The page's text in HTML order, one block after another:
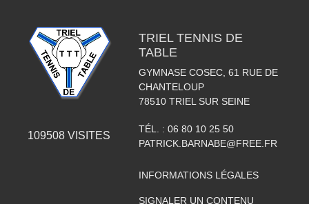
109508 VISITES
TRIEL TENNIS DE
TABLE
GYMNASE COSEC, 61 RUE DE
CHANTELOUP
78510 TRIEL SUR SEINE
TÉL. : 06 80 10 25 50
PATRICK.BARNABE@FREE.FR
INFORMATIONS LÉGALES
SIGNALER UN CONTENU